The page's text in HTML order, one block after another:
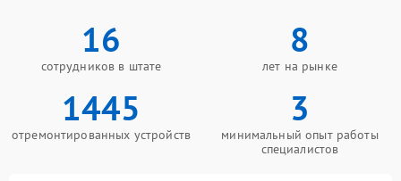
16
сотрудников в штате
8
лет на рынке
1445
отремонтированных устройств
3
минимальный опыт работы
специалистов